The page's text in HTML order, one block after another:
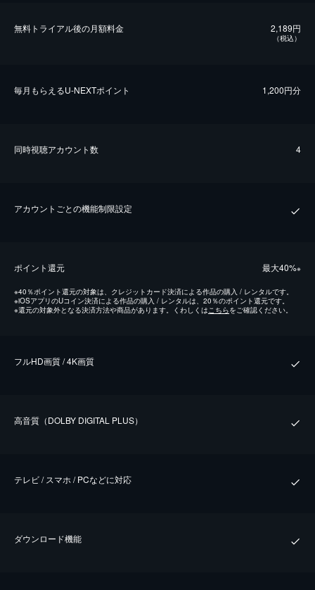
無料トライアル後の⽉額料金 2,189円
（税込）
毎⽉もらえるU-NEXTポイント 1,200円分
同時視聴アカウント数 4
アカウントごとの機能制限設定
ポイント還元 最⼤40%※
※40％ポイント還元の対象は、クレジットカード決済による作品の購入 / レンタルです。
※iOSアプリのUコイン決済による作品の購入 / レンタルは、20％のポイント還元です。
※還元の対象外となる決済方法や商品があります。くわしくはこちらをご確認ください。
フルHD画質 / 4K画質
⾼⾳質（DOLBY DIGITAL PLUS）
テレビ / スマホ / PCなどに対応
ダウンロード機能